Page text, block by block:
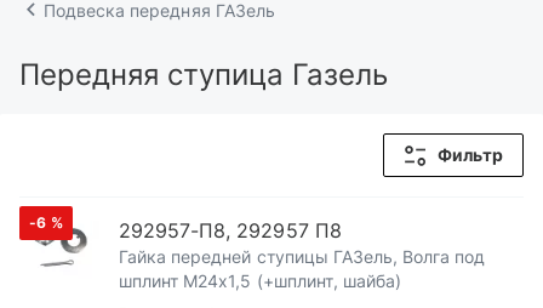
Подвеска передняя ГАЗель
Передняя ступица Газель
Фильтр
-6 % 292957-П8, 292957 П8
Гайка передней ступицы ГАЗель, Волга под
шплинт М24х1,5 (+шплинт, шайба)